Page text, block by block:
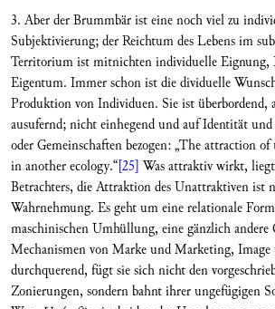
3. Aber der Brummbär ist eine noch viel zu
Subjektivierung; der Reichtum des Lebens im
Territorium ist mitnichten individuelle Eignung,
Eigentum. Immer schon ist die dividuelle
Produktion von Individuen. Sie ist überbordend,
ausufernd; nicht einhegend und auf Identität und
oder Gemeinschaften bezogen: „The attraction
in another ecology.“[25] Was attraktiv wirkt,
Betrachters, die Attraktion des Unattraktiven ist
Wahrnehmung. Es geht um eine relationale
maschinischen Umhüllung, eine gänzlich
Mechanismen von Marke und Marketing,
durchquerend, fügt sie sich nicht den
Zonierungen, sondern bahnt ihrer ungefügigen